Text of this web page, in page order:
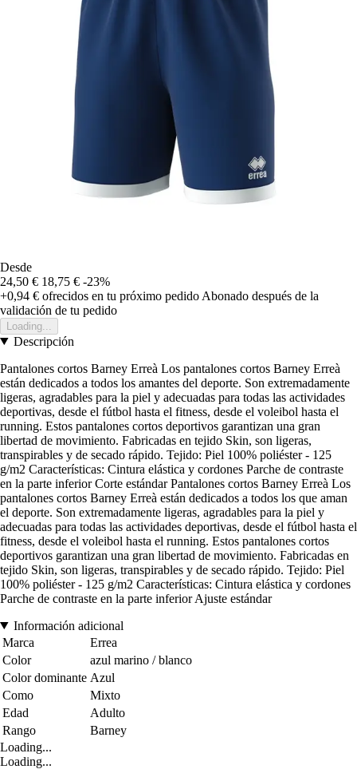
Desde
24,50 € 18,75 € -23%
+0,94 € ofrecidos en tu próximo pedido Abonado después de la
validación de tu pedido
Loading...
Descripción
Pantalones cortos Barney Erreà Los pantalones cortos Barney Erreà
están dedicados a todos los amantes del deporte. Son extremadamente
ligeras, agradables para la piel y adecuadas para todas las actividades
deportivas, desde el fútbol hasta el fitness, desde el voleibol hasta el
running. Estos pantalones cortos deportivos garantizan una gran
libertad de movimiento. Fabricadas en tejido Skin, son ligeras,
transpirables y de secado rápido. Tejido: Piel 100% poliéster - 125
g/m2 Características: Cintura elástica y cordones Parche de contraste
en la parte inferior Corte estándar Pantalones cortos Barney Erreà Los
pantalones cortos Barney Erreà están dedicados a todos los que aman
el deporte. Son extremadamente ligeras, agradables para la piel y
adecuadas para todas las actividades deportivas, desde el fútbol hasta el
fitness, desde el voleibol hasta el running. Estos pantalones cortos
deportivos garantizan una gran libertad de movimiento. Fabricadas en
tejido Skin, son ligeras, transpirables y de secado rápido. Tejido: Piel
100% poliéster - 125 g/m2 Características: Cintura elástica y cordones
Parche de contraste en la parte inferior Ajuste estándar
Información adicional
Marca
Errea
Color
azul marino / blanco
Color dominante Azul
Como
Mixto
Edad
Adulto
Rango
Barney
Loading...
Loading...